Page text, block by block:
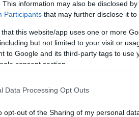
This information may also be disclosed
Participants that may further disclose it to
this website/app uses one or more
but not limited to your visit or
to Google and its third-party tags to use
consent section.
Data Processing Opt Outs
opt-out of the Sharing of my personal
tartalmakat gyárthassunk.